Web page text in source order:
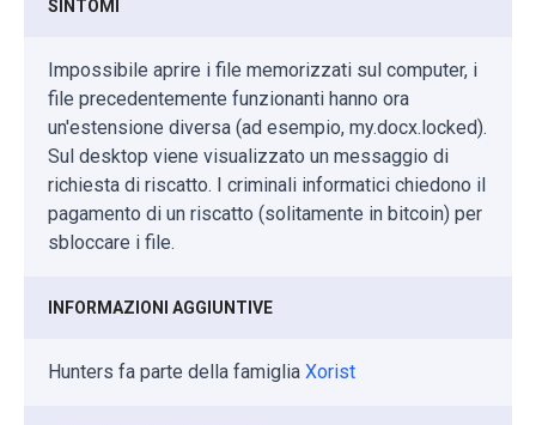
SINTOMI
Impossibile aprire i file memorizzati sul computer, i
file precedentemente funzionanti hanno ora
un'estensione diversa (ad esempio, my.docx.locked).
Sul desktop viene visualizzato un messaggio di
richiesta di riscatto. I criminali informatici chiedono il
pagamento di un riscatto (solitamente in bitcoin) per
sbloccare i file.
INFORMAZIONI AGGIUNTIVE
Hunters fa parte della famiglia Xorist